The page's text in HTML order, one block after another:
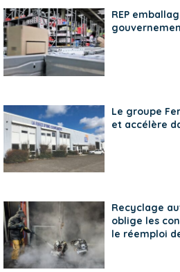
REP
Le groupe
et accélère
Recyclage
oblige les
le réemploi